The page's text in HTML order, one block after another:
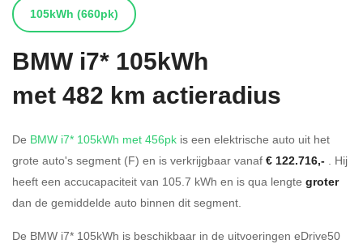
105kWh (660pk)
BMWi7* 105kWh
met 482 km actieradius
De BMW i7* 105kWh met 456pk is een elektrische auto uit het
grote auto's segment (F) en is verkrijgbaar vanaf € 122.716,- . Hij
heeft een accucapaciteit van 105.7 kWh en is qua lengte groter
dan de gemiddelde auto binnen dit segment.
De BMW i7* 105kWh is beschikbaar in de uitvoeringen eDrive50